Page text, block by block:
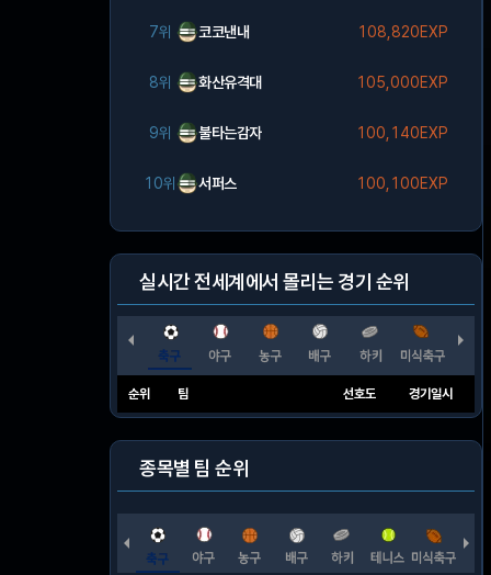
7위 코코낸내 108,820EXP
8위 화산유격대 105,000EXP
9위 불타는감자 100,140EXP
10위 서퍼스 100,100EXP
실시간 전세계에서 몰리는 경기 순위
순위 팀 선호도 경기일시
종목별 팀 순위